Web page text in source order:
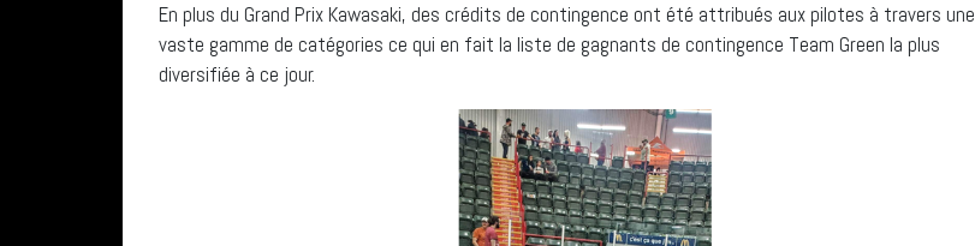
En plus du Grand Prix Kawasaki, des crédits de contingence ont été attribués aux pilotes à travers une
vaste gamme de catégories ce qui en fait la liste de gagnants de contingence Team Green la plus
diversifiée à ce jour.